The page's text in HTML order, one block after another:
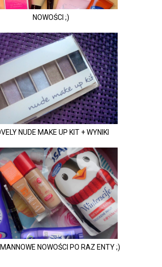
NOWOŚCI ;)
NUDE MAKE UP KIT + WYNIKI
NOWOŚCI PO RAZ ENTY ;)